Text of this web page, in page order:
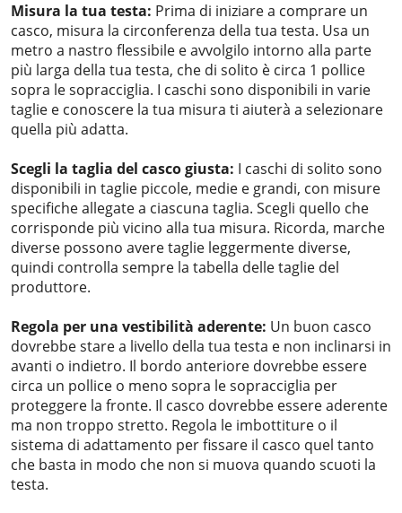
Misura la tua testa: Prima di iniziare a comprare un
casco, misura la circonferenza della tua testa. Usa un
metro a nastro flessibile e avvolgilo intorno alla parte
più larga della tua testa, che di solito è circa 1 pollice
sopra le sopracciglia. I caschi sono disponibili in varie
taglie e conoscere la tua misura ti aiuterà a selezionare
quella più adatta.
Scegli la taglia del casco giusta: I caschi di solito sono
disponibili in taglie piccole, medie e grandi, con misure
specifiche allegate a ciascuna taglia. Scegli quello che
corrisponde più vicino alla tua misura. Ricorda, marche
diverse possono avere taglie leggermente diverse,
quindi controlla sempre la tabella delle taglie del
produttore.
Regola per una vestibilità aderente: Un buon casco
dovrebbe stare a livello della tua testa e non inclinarsi in
avanti o indietro. Il bordo anteriore dovrebbe essere
circa un pollice o meno sopra le sopracciglia per
proteggere la fronte. Il casco dovrebbe essere aderente
ma non troppo stretto. Regola le imbottiture o il
sistema di adattamento per fissare il casco quel tanto
che basta in modo che non si muova quando scuoti la
testa.